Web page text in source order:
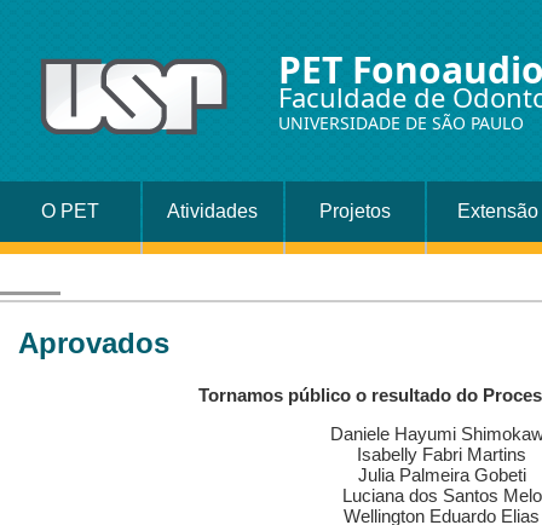
PET
Faculdade de
UNIVERSIDADE DE SÃO PAULO
O PET Atividades Projetos Extensão
Saúde
Aprovados
Tornamos público o resultado do
Daniele Hayumi
Isabelly Fabri Martins
Julia Palmeira Gobeti
Luciana dos Santos Melo
Wellington Eduardo Elias